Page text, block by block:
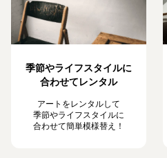
季節やライフスタイルに
合わせてレンタル
アートをレンタルして
季節やライフスタイルに
合わせて簡単模様替え！